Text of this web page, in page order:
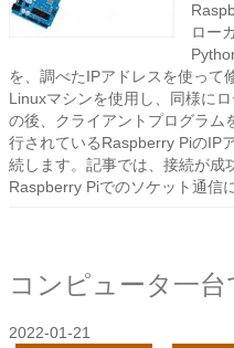
ロー
を、調べたIPアドレスを使って
Linuxマシンを使用し、同様に
の後、クライアントプログラム
行されているRaspberry PiのIP
続します。記事では、接続が成
Raspberry Piでのソケット通信
2022-01-21